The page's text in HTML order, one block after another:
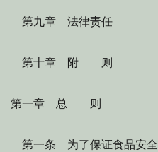
第九章 法律责任
第十章 附 则
第一章 总 则
第一条 为了保证食品安全